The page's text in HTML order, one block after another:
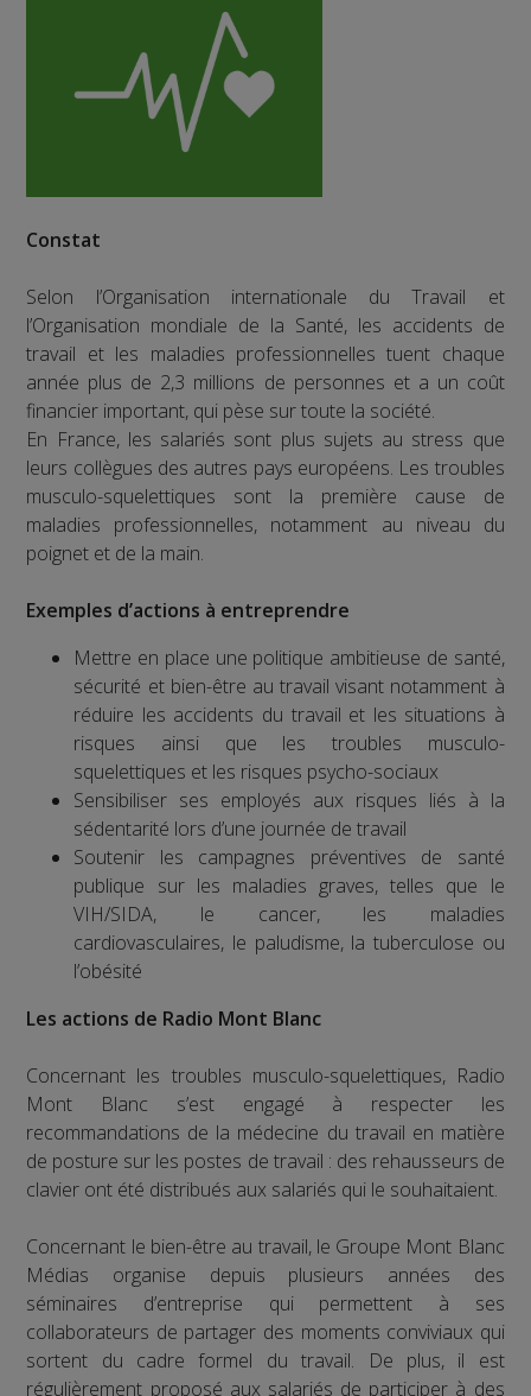
Constat
Selon l’Organisation internationale du Travail et
l’Organisation mondiale de la Santé, les accidents de
travail et les maladies professionnelles tuent chaque
année plus de 2,3 millions de personnes et a un coût
financier important, qui pèse sur toute la société.
En France, les salariés sont plus sujets au stress que
leurs collègues des autres pays européens. Les troubles
musculo-squelettiques sont la première cause de
maladies professionnelles, notamment au niveau du
poignet et de la main.
Exemples d’actions à entreprendre
Mettre en place une politique ambitieuse de santé,
sécurité et bien-être au travail visant notamment à
réduire les accidents du travail et les situations à
risques ainsi que les troubles musculo-
squelettiques et les risques psycho-sociaux
Sensibiliser ses employés aux risques liés à la
sédentarité lors d’une journée de travail
Soutenir les campagnes préventives de santé
publique sur les maladies graves, telles que le
VIH/SIDA, le cancer, les maladies
cardiovasculaires, le paludisme, la tuberculose ou
l’obésité
Les actions de Radio Mont Blanc
Concernant les troubles musculo-squelettiques, Radio
Mont Blanc s’est engagé à respecter les
recommandations de la médecine du travail en matière
de posture sur les postes de travail : des rehausseurs de
clavier ont été distribués aux salariés qui le souhaitaient.
Concernant le bien-être au travail, le Groupe Mont Blanc
Médias organise depuis plusieurs années des
séminaires d’entreprise qui permettent à ses
collaborateurs de partager des moments conviviaux qui
sortent du cadre formel du travail. De plus, il est
régulièrement proposé aux salariés de participer à des